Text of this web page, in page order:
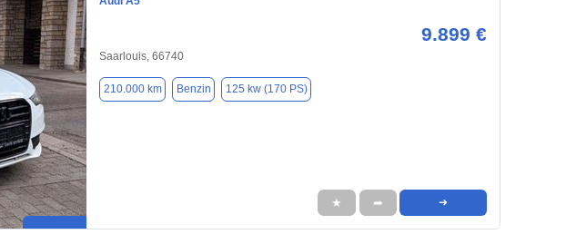
9.899 €
Saarlouis, 66740
210.000 km Benzin 125 kw (170 PS)
★ ➦ ➜